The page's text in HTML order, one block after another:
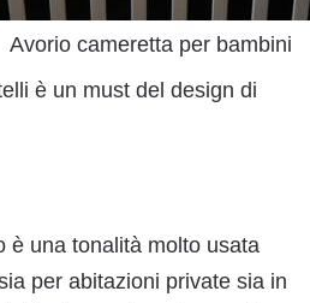
Avorio cameretta per bambini
è un must del design di
è una tonalità molto usata
per abitazioni private sia in